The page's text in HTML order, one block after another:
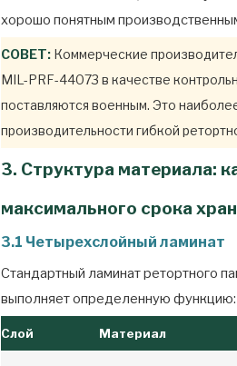
хорошо понятным
СОВЕТ: Коммерческие
MIL-PRF-44073 в качестве
поставляются военным. Это
производительности гибкой
3. Структура материала:
максимального срока
3.1 Четырехслойный ламинат
Стандартный ламинат ретортного
выполняет определенную функцию:
Слой Материал